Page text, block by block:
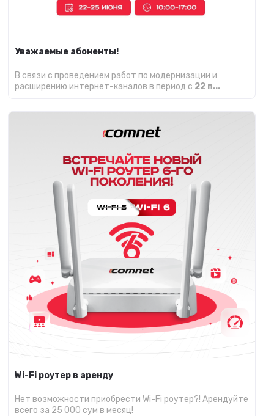
Уважаемые абоненты!
В связи с проведением работ по модернизации и
расширению интернет-каналов в период с 22 п...
Wi-Fi роутер в аренду
Нет возможности приобрести Wi-Fi роутер?! Арендуйте
всего за 25 000 сум в месяц!